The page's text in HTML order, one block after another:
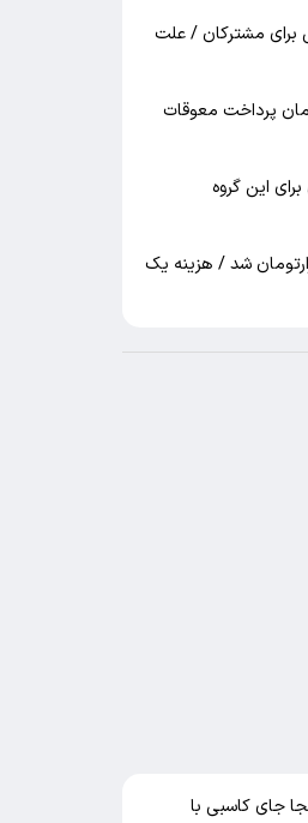
مشترکان / علت
پرداخت معوقات
تومان برای این گروه
در تهران لیتری 130 هزارتومان شد / هزینه یک
جای کاسبی با